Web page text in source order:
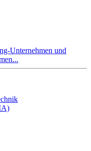
Unternehmen und